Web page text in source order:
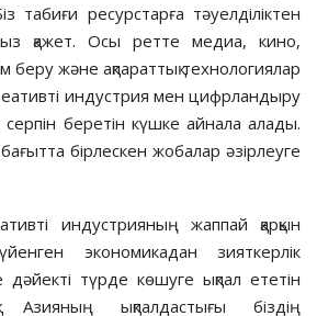
табиғи ресурстарға тәуел­діліктен
қажет. Осы ретте медиа, кино,
беру және ақпараттық тех­нологиялар
индустрия мен цифрландыру
серпін беретін күшке айнала алады.
бірлескен жобалар әзірлеуге
индус­трия­ның жаппай қарқын
экономикадан зият­­керлік
дәйек­ті түрде көшуге ықпал ете­тін
ық­пал­дас­ты­ғы біз­­дің